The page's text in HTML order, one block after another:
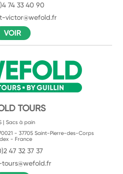
74 33 40 90
victor@wefold.fr
VOIR
TOURS
| Sacs à pain
- 37705 Saint-Pierre-des-Corps
- France
47 32 37 37